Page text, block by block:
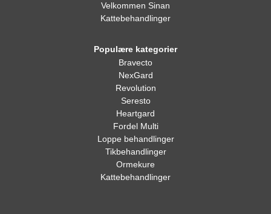
Velkommen Sinan
Kattebehandlinger
Populære kategorier
Bravecto
NexGard
Revolution
Seresto
Heartgard
Fordel Multi
Loppe behandlinger
Tikbehandlinger
Ormekure
Kattebehandlinger